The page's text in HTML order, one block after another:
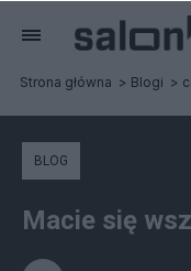
Strona główna Blogi
BLOG
Macie się